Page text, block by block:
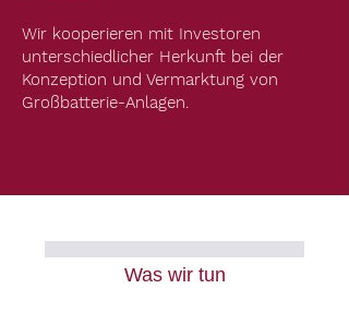
Wir kooperieren mit Investoren
unterschiedlicher Herkunft bei der
Konzeption und Vermarktung von
Großbatterie-Anlagen.
Was wir tun